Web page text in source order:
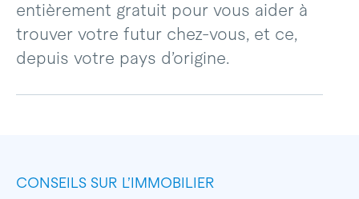
entièrement gratuit pour vous aider à
trouver votre futur chez-vous, et ce,
depuis votre pays d’origine.
CONSEILS SUR L’IMMOBILIER